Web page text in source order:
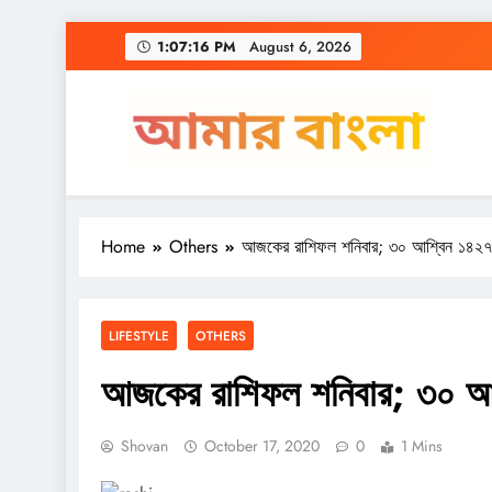
1:07:16 PM August 6, 2026
Amar Bangla
Home Others আজকের রাশিফল শনিবার; ৩০ আশ্বিন
LIFESTYLE OTHERS
আজকের রাশিফল শনিবার; ৩০
Shovan October 17, 2020 0 1 Mins